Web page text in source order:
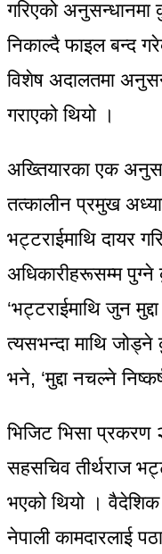
गरिएको अनुसन्धानमा
निकाल्दै फाइल बन्द
विशेष अदालतमा
गराएको थियो ।
अख्तियारका एक
तत्कालीन प्रमुख
भट्टराईमाथि दायर
अधिकारीहरूसम्म
‘भट्टराईमाथि जुन
त्यसभन्दा माथि
भने, ‘मुद्दा नचल्ने
भिजिट भिसा
सहसचिव तीर्थराज
भएको थियो । वैदेशिक
नेपाली कामदारलाई